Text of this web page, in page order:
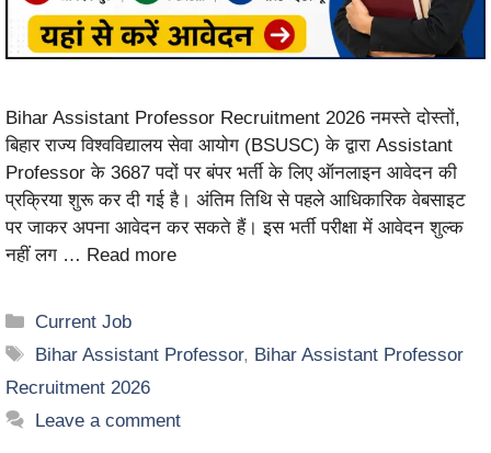
Bihar Assistant Professor Recruitment 2026 नमस्ते दोस्तों,
बिहार राज्य विश्वविद्यालय सेवा आयोग (BSUSC) के द्वारा Assistant
Professor के 3687 पदों पर बंपर भर्ती के लिए ऑनलाइन आवेदन की
प्रक्रिया शुरू कर दी गई है। अंतिम तिथि से पहले आधिकारिक वेबसाइट
पर जाकर अपना आवेदन कर सकते हैं। इस भर्ती परीक्षा में आवेदन शुल्क
नहीं लग … Read more
Current Job
Bihar Assistant Professor, Bihar Assistant Professor
Recruitment 2026
Leave a comment